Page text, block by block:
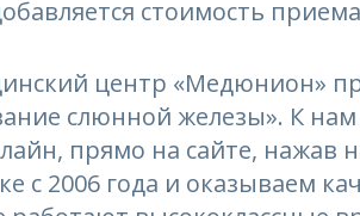
стоимость
центр «Медюнион»
слюнной железы». К
прямо на сайте, нажав
с 2006 года и оказываем